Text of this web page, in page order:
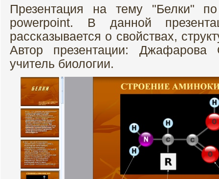
Презентация на тему "Белки"
powerpoint. В данной
рассказывается о свойствах,
Автор презентации:
учитель биологии.